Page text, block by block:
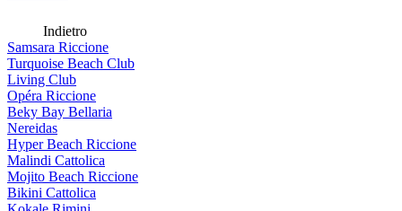
Indietro
Samsara Riccione
Turquoise Beach Club
Living Club
Opéra Riccione
Beky Bay Bellaria
Nereidas
Hyper Beach Riccione
Malindi Cattolica
Mojito Beach Riccione
Bikini Cattolica